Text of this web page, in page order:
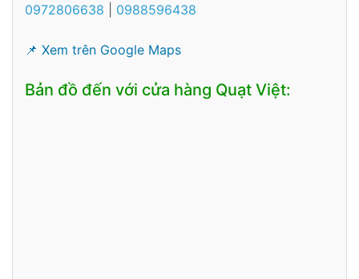
0972806638
0988596438
📌 Xem trên Google Maps
Bản đồ đến với cửa hàng Quạt Việt: